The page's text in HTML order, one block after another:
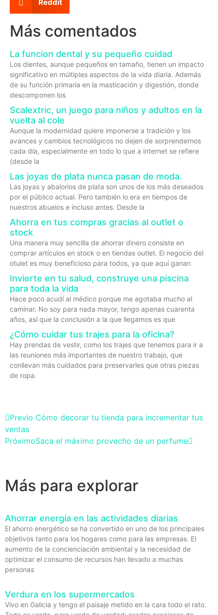
Reddit
Más comentados
La funcion dental y su pequeño cuidad
Los dientes, aunque pequeños en tamaño, tienen un impacto
significativo en múltiples aspectos de la vida diaria. Además
de su función primaria en la masticación y digestión, donde
descomponen los
Scalextric, un juego para niños y adultos en la
vuelta al cole
Aunque la modernidad quiere imponerse a tradición y los
avances y cambios tecnológicos no dejen de sorprendernos
cada día, especialmente en todo lo que a internet se refiere
(desde la
Las joyas de plata nunca pasan de moda.
Las joyas y abalorios de plata son unos de los más deseados
por el público actual. Pero también lo era en tiempos de
nuestros abuelos e incluso antes. Desde la
Ahorra en tus compras gracias al outlet o
stock
Una manera muy sencilla de ahorrar dinero consiste en
comprar artículos en stock o en tiendas outlet. El negocio del
otulet es muy beneficioso para todos, ya que aquí ganan
Invierte en tu salud, construye una piscina
para toda la vida
Hace poco acudí al médico porque me agotaba mucho al
caminar. No soy para nada mayor, tengo apenas cuarenta
años, así que la conclusión a la que llegamos es que
¿Cómo cuidar tus trajes para la oficina?
Hay prendas de vestir, como los trajes que tenemos para ir a
las reuniones más importantes de nuestro trabajo, que
conllevan más cuidados para preservarles que otras piezas
de ropa.
Previo Cómo decorar tu tienda para incrementar tus
ventas
PróximoSaca el máximo provecho de un perfume
Más para explorar
Ahorrar energía en las actividades diarias
El ahorro energético se ha convertido en uno de los principales
objetivos tanto para los hogares como para las empresas. El
aumento de la concienciación ambiental y la necesidad de
optimizar el consumo de recursos han llevado a muchas
personas
Verdura en los supermercados
Vivo en Galicia y tengo el paisaje metido en la cara todo el rato.